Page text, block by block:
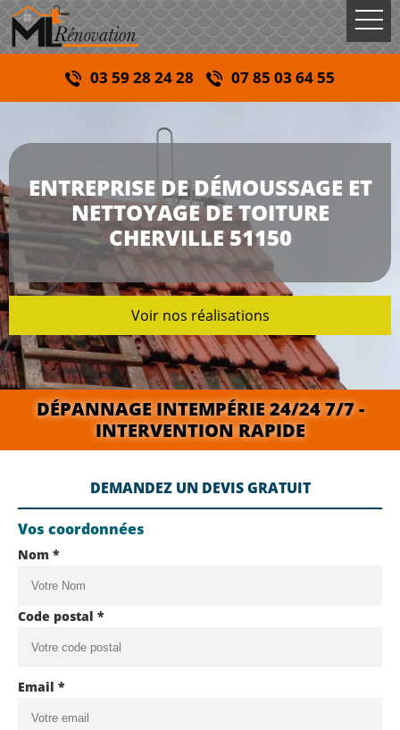
03 59 28 24 28 07 85 03 64 55
ENTREPRISE DE DÉMOUSSAGE ET
NETTOYAGE DE TOITURE
CHERVILLE 51150
Voir nos réalisations
DÉPANNAGE INTEMPÉRIE 24/24 7/7 -
INTERVENTION RAPIDE
DEMANDEZ UN DEVIS GRATUIT
Vos coordonnées
Nom *
Code postal *
Email *